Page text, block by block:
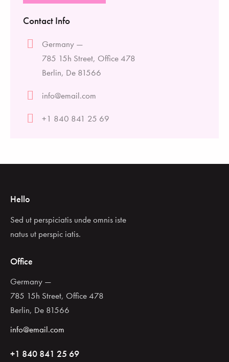
Contact Info
Germany —
785 15h Street, Office 478
Berlin, De 81566
info@email.com
+1 840 841 25 69
Hello
Sed ut perspiciatis unde omnis iste
natus ut perspic iatis.
Office
Germany —
785 15h Street, Office 478
Berlin, De 81566
info@email.com
+1 840 841 25 69